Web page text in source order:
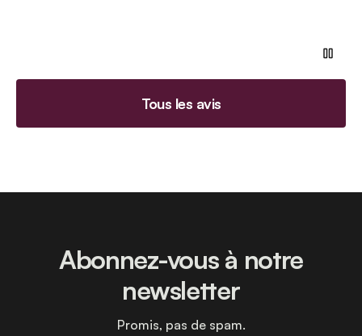
Tous les avis
Abonnez-vous à notre
newsletter
Promis, pas de spam.